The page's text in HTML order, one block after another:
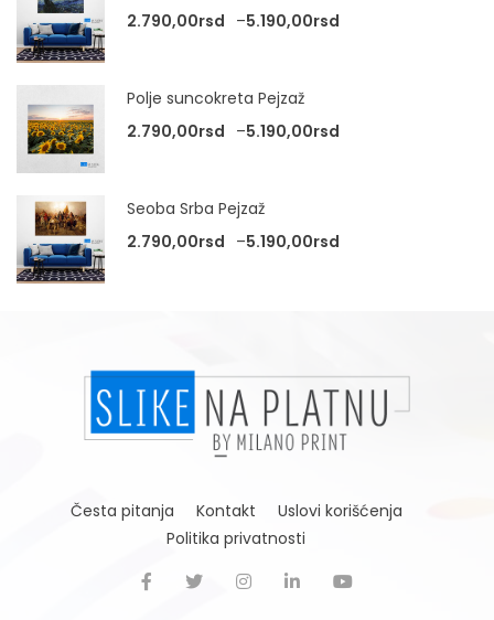
2.790,00rsd –5.190,00rsd
Polje suncokreta Pejzaž
2.790,00rsd –5.190,00rsd
Seoba Srba Pejzaž
2.790,00rsd –5.190,00rsd
Česta pitanja Kontakt
Uslovi korišćenja
Politika privatnosti